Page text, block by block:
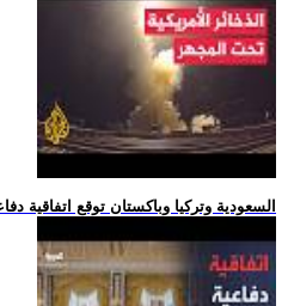
.. السعودية وتركيا وباكستان توقع اتفاقية